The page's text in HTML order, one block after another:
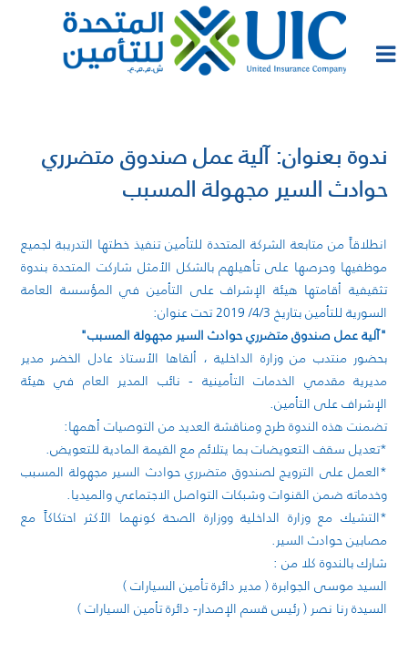
ندوة بعنوان: آلية عمل صندوق متضرري
حوادث السير مجهولة المسبب
انطلاقاً من متابعة الشركة المتحدة للتأمين تنفيذ خطتها التدريبة لجميع
موظفيها وحرصها على تأهيلهم بالشكل الأمثل شاركت المتحدة بندوة
تثقيفية أقامتها هيئة الإشراف على التأمين في المؤسسة العامة
السورية للتأمين بتاريخ 4/3/ 2019 تحت عنوان:
"آلية عمل صندوق متضرري حوادث السير مجهولة المسبب"
بحضور منتدب من وزارة الداخلية ، ألقاها الأستاذ عادل الخضر مدير
مديرية مقدمي الخدمات التأمينية - نائب المدير العام في هيئة
الإشراف على التأمين.
تضمنت هذه الندوة طرح ومناقشة العديد من التوصيات أهمها:
*تعديل سقف التعويضات بما يتلائم مع القيمة المادية للتعويض.
*العمل على الترويج لصندوق متضرري حوادث السير مجهولة المسبب
وخدماته ضمن القنوات وشبكات التواصل الاجتماعي والميديا.
*التشيك مع وزارة الداخلية ووزارة الصحة كونهما الأكثر احتكاكاً مع
مصابين حوادث السير.
شارك بالندوة كلا من :
السيد موسى الجوابرة ( مدير دائرة تأمين السيارات )
السيدة رنا نصر ( رئيس قسم الإصدار- دائرة تأمين السيارات )